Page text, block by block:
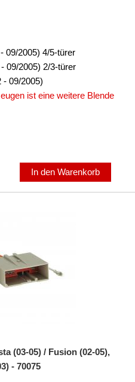
09/2005) 4/5-türer
09/2005) 2/3-türer
- 09/2005)
ist eine weitere Blende
In den Warenkorb
(03-05) / Fusion (02-05),
- 70075